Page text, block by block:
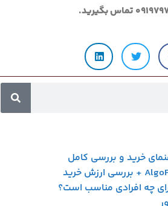
تماس بگیرید.